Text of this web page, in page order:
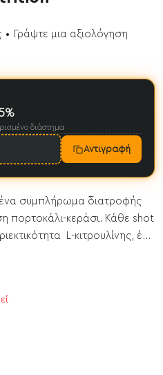
• Γράψτε μια αξιολόγηση
διάστημα
Αντιγραφή
ένα συμπλήρωμα διατροφής
πορτοκάλι-κεράσι. Κάθε shot
L-κιτρουλίνης, έ...